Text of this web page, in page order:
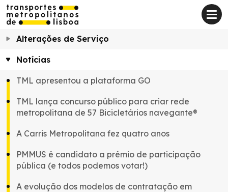
Alterações de Serviço
Notícias
TML apresentou a plataforma GO
TML lança concurso público para criar rede
metropolitana de 57 Bicicletários navegante®
A Carris Metropolitana fez quatro anos
PMMUS é candidato a prémio de participação
pública (e todos podemos votar!)
A evolução dos modelos de contratação em